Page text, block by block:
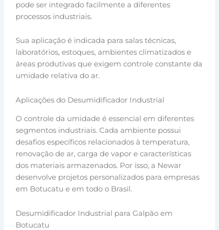
pode ser integrado facilmente a diferentes
processos industriais.
Sua aplicação é indicada para salas técnicas,
laboratórios, estoques, ambientes climatizados e
áreas produtivas que exigem controle constante da
umidade relativa do ar.
Aplicações do Desumidificador Industrial
O controle da umidade é essencial em diferentes
segmentos industriais. Cada ambiente possui
desafios específicos relacionados à temperatura,
renovação de ar, carga de vapor e características
dos materiais armazenados. Por isso, a Newar
desenvolve projetos personalizados para empresas
em Botucatu e em todo o Brasil.
Desumidificador Industrial para Galpão em
Botucatu